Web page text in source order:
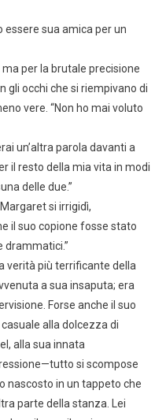
essere sua amica per un
ma per la brutale precisione
gli occhi che si riempivano di
vere. “Non ho mai voluto
un’altra parola davanti a
il resto della mia vita in modi
delle due.”
si irrigidì,
il suo copione fosse stato
drammatici.”
verità più terrificante della
a sua insaputa; era
Forse anche il suo
alla dolcezza di
alla sua innata
si scompose
nascosto in un tappeto che
parte della stanza. Lei